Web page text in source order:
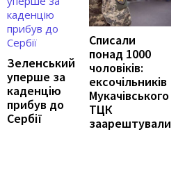
Зеленський
уперше за
каденцію
прибув до
Сербії
Списали
понад 1000
чоловіків:
ексочільників
Мукачівського
ТЦК
заарештували